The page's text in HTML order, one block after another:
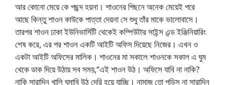
আর কোনো মেয়ে কে পছন্দ হয়না। শাওনের পিছনে অনেক মেয়েই পরে
আছে কিন্তু শাওন কাউকে পাত্তা দেয়না সে শুধু তাঁর মাকে ভালোবাসে।
তারপর শাওন ঢাকা ইউনিভার্সিটি থেকেই কম্পিউটার সাইন্স এন্ড ইঞ্জিনিয়ারিং
শেষ করে, এর পর শাওন একটি আইটি অফিস দিয়েছে নিজের। এখন ও
একটা আইটি অফিসের মালিক। শাওনের মা সকালে শাওনকে সকাল এ ঘুম
থেকে ডাক দিয়ে উঠায় সব সময়,“এই শাওন উঠ। অফিসে যাবি না নাকি?
নাকি সারাদিন খালি ঘুমাবি উঠ দেরি হয়ে যাচ্ছি। নামাজ তো পড়িস না সারাদিন